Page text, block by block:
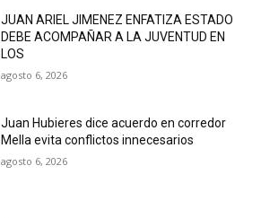
JUAN ARIEL JIMENEZ ENFATIZA ESTADO
DEBE ACOMPAÑAR A LA JUVENTUD EN
LOS
agosto 6, 2026
Juan Hubieres dice acuerdo en corredor
Mella evita conflictos innecesarios
agosto 6, 2026